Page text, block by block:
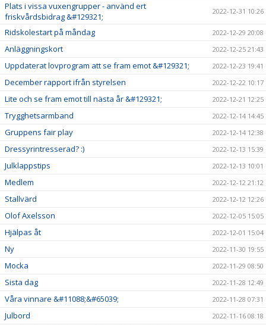
Plats i vissa vuxengrupper - använd ert
friskvårdsbidrag &#129321;
2022-12-31 10:26
Ridskolestart på måndag 2022-12-29 20:08
Anläggningskort 2022-12-25 21:43
Uppdaterat lovprogram att se fram emot &#129321; 2022-12-23 19:41
December rapport ifrån styrelsen 2022-12-22 10:17
Lite och se fram emot till nästa år &#129321; 2022-12-21 12:25
Trygghetsarmband 2022-12-14 14:45
Gruppens fair play 2022-12-14 12:38
Dressyrintresserad? :) 2022-12-13 15:39
Julklappstips 2022-12-13 10:01
Medlem 2022-12-12 21:12
Stallvärd 2022-12-12 12:26
Olof Axelsson 2022-12-05 15:05
Hjälpas åt 2022-12-01 15:04
Ny 2022-11-30 19:55
Mocka 2022-11-29 08:50
Sista dag 2022-11-28 12:49
Våra vinnare &#11088;&#65039; 2022-11-28 07:31
Julbord 2022-11-16 08:18